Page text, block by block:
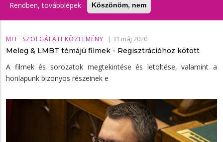
Rendben, továbblépek Köszönöm, nem
MFF SZOLGÁLATI KÖZLEMÉNY | 31 máj 2020
Meleg & LMBT témájú filmek - Regisztrációhoz kötött
A filmek és sorozatok megtekintése és letöltése, valamint a
honlapunk bizonyos részeinek e